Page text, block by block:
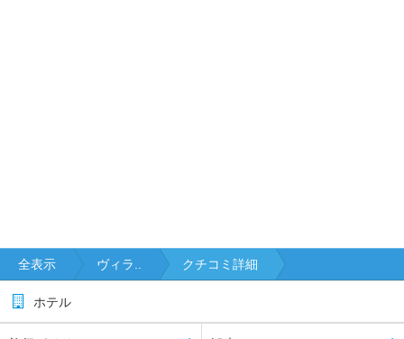
全表示 ヴィラ.. クチコミ詳細
ホテル